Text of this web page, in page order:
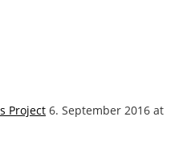
Project 6. September 2016 at